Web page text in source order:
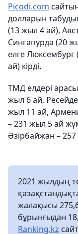
Picodi.com
долларын
(13 жыл 4 ай),
Сингапурда (20
елге
ай) кірді.
ТМД елдері
жыл 6 ай,
жыл 11 ай,
– 231 жыл 5 ай
Әзірбайжан –
2021 жылдың
жалақысы
бұрынғыдан
Ranking.kz